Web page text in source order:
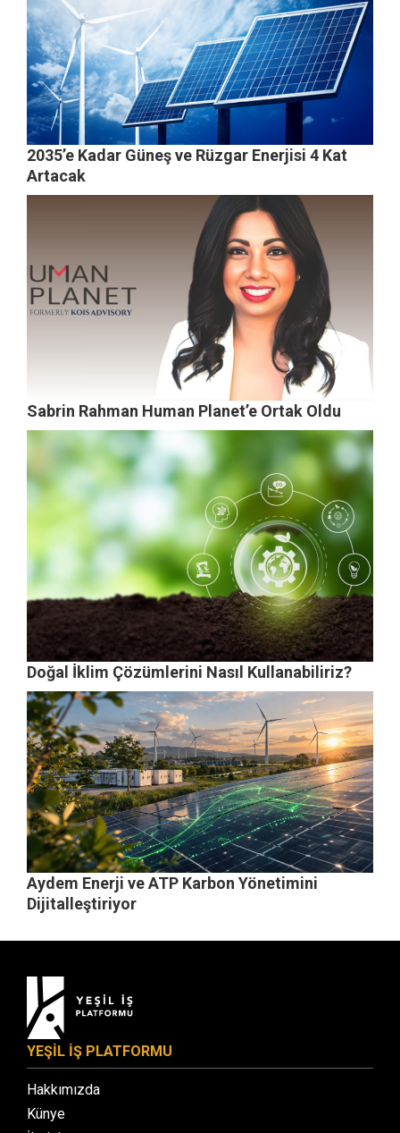
2035’e Kadar Güneş ve Rüzgar Enerjisi 4 Kat
Artacak
Sabrin Rahman Human Planet’e Ortak Oldu
Doğal İklim Çözümlerini Nasıl Kullanabiliriz?
Aydem Enerji ve ATP Karbon Yönetimini
Dijitalleştiriyor
YEŞİL İŞ PLATFORMU
Hakkımızda
Künye